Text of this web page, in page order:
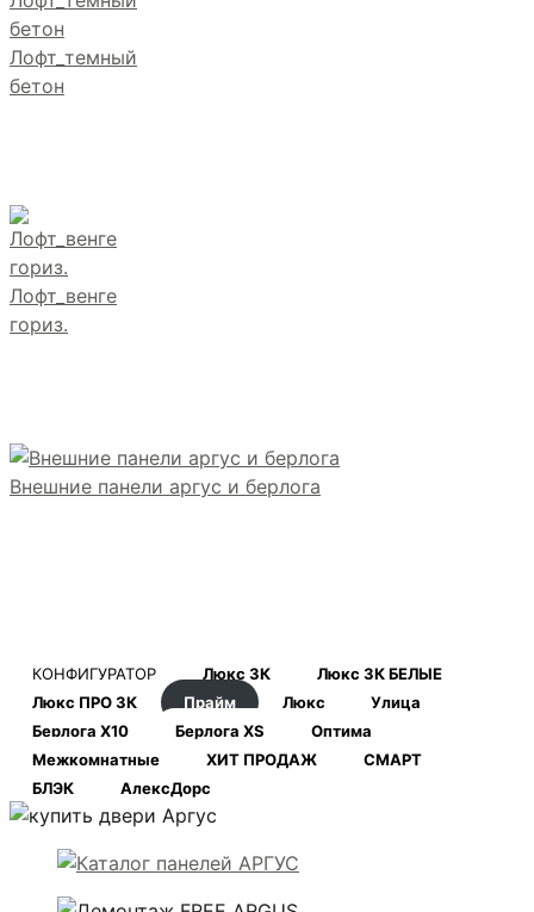
Лофт_темный
бетон
Лофт_венге
гориз.
Внешние панели аргус и берлога
КОНФИГУРАТОР Люкс 3К
Люкс 3К БЕЛЫЕ
Люкс ПРО 3К
Прайм Люкс
Улица
Берлога Х10
Берлога XS
Оптима
Межкомнатные
ХИТ ПРОДАЖ
СМАРТ
БЛЭК
АлексДорс